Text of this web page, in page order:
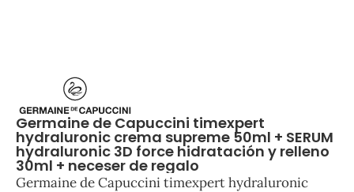
Germaine de Capuccini timexpert
hydraluronic crema supreme 50ml + SERUM
hydraluronic 3D force hidratación y relleno
30ml + neceser de regalo
Germaine de Capuccini timexpert hydraluronic